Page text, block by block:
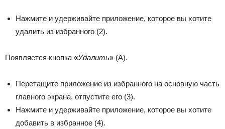
Нажмите и удерживайте приложение, которое вы хотите
удалить из избранного (2).
Появляется кнопка «Удалить» (А).
Перетащите приложение из избранного на основную часть
главного экрана, отпустите его (3).
Нажмите и удерживайте приложение, которое вы хотите
добавить в избранное (4).